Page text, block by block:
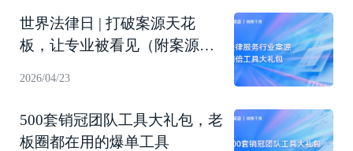
世界法律日 | 打破案源天花
板，让专业被看见（附案源翻
2026/04/23
500套销冠团队工具大礼包，老
板圈都在用的爆单工具